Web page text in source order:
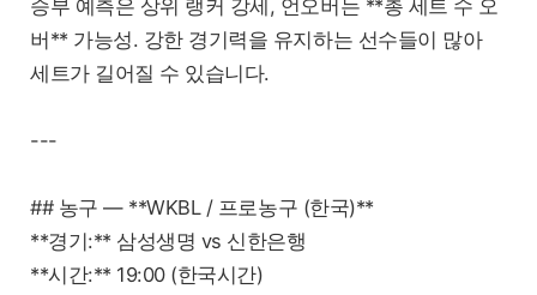
승부 예측은 상위 랭커 강세, 언오버는 **총 세트 수 오
버** 가능성. 강한 경기력을 유지하는 선수들이 많아
세트가 길어질 수 있습니다.
---
## 농구 — **WKBL / 프로농구 (한국)**
**경기:** 삼성생명 vs 신한은행
**시간:** 19:00 (한국시간)